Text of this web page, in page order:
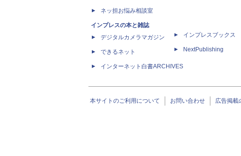
ネッ担お悩み相談室
インプレスの本と雑誌
デジタルカメラマガジン
できるネット
インターネット白書ARCHIVES
インプレスブックス
NextPublishing
本サイトのご利用について お問い合わせ 広告掲載